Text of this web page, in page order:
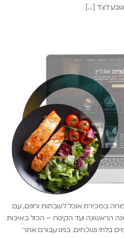
לצד […]
במכירת אוכל לשבתות וחגים, עם
הראשונה ועד הקינוח – הכול באיכות
בלתי נשכחים. בנינו עבורם אתר